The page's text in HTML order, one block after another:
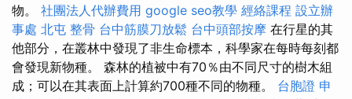
物。 社團法人代辦費用 google seo教學 經絡課程 設立辦
事處 北屯 整骨 台中筋膜刀放鬆 台中頭部按摩 在行星的其
他部分，在叢林中發現了非生命標本，科學家在每時每刻都
會發現新物種。 森林的植被中有70％由不同尺寸的樹木組
成；可以在其表面上計算約700種不同的物種。 台胞證 申